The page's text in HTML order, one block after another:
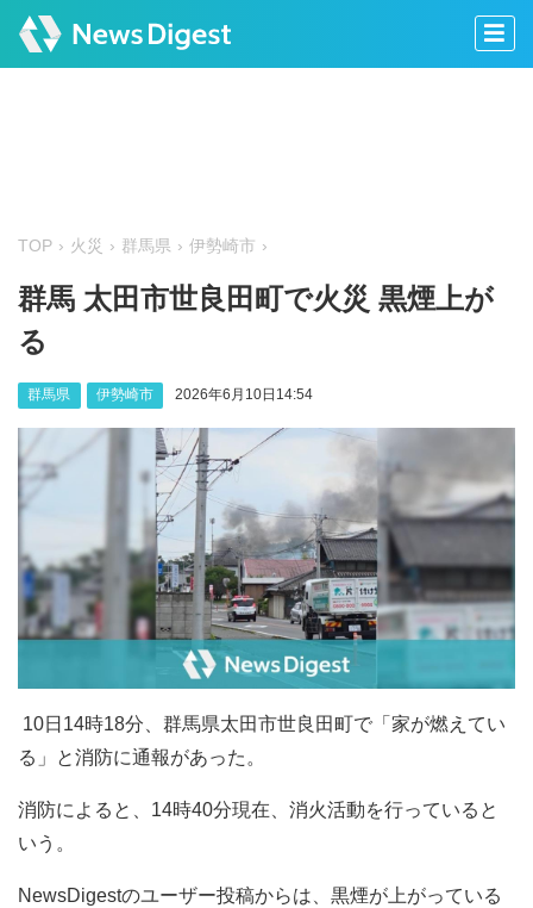
TOP 火災 群馬県 伊勢崎市
群馬 太田市世良田町で火災 黒煙上が
る
群馬県 伊勢崎市 2026年6月10日14:54
10日14時18分、群馬県太田市世良田町で「家が燃えてい
る」と消防に通報があった。
消防によると、14時40分現在、消火活動を行っていると
いう。
NewsDigestのユーザー投稿からは、黒煙が上がっている